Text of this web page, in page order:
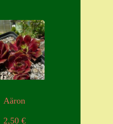
Aäron
2,50 €